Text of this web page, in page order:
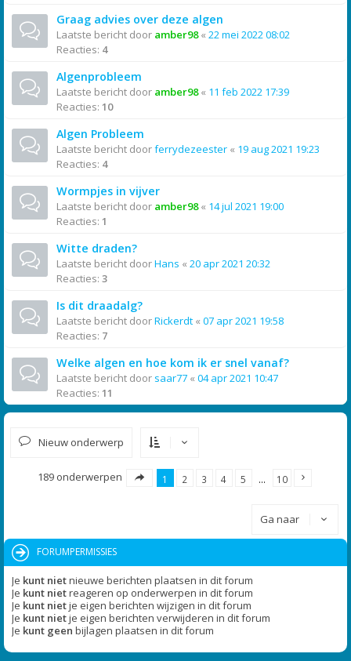
Graag advies over deze algen
Laatste bericht door amber98« 22 mei 2022 08:02
Reacties: 4
Algenprobleem
Laatste bericht door amber98« 11 feb 2022 17:39
Reacties: 10
Algen Probleem
Laatste bericht doorferrydezeester « 19 aug 2021 19:23
Reacties: 4
Wormpjes in vijver
Laatste bericht door amber98« 14 jul 2021 19:00
Reacties: 1
Witte draden?
Laatste bericht doorHans « 20 apr 2021 20:32
Reacties: 3
Is dit draadalg?
Laatste bericht doorRickerdt « 07 apr 2021 19:58
Reacties: 7
Welke algen en hoe kom ik er snel vanaf?
Laatste bericht door saar77 « 04 apr 2021 10:47
Reacties: 11
Nieuw onderwerp
189 onderwerpen 1 2 3 4 5 … 10
Ga naar
FORUMPERMISSIES
Je kunt nietnieuwe berichten plaatsen in dit forum
Je kunt nietreageren op onderwerpen in dit forum
Je kunt nietje eigen berichten wijzigen in dit forum
Je kunt nietje eigen berichten verwijderen in dit forum
Je kunt geen bijlagen plaatsen in dit forum